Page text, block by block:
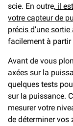
scie. En outre, il
votre capteur de
précis d’une sortie
facilement à partir
Avant de vous
axées sur la
quelques tests
sur la puissance.
mesurer votre
de déterminer vos